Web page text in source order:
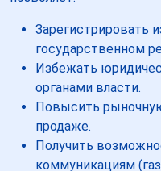
Зарегистрировать
государственном
Избежать
органами власти.
Повысить
продаже.
Получить
коммуникациям